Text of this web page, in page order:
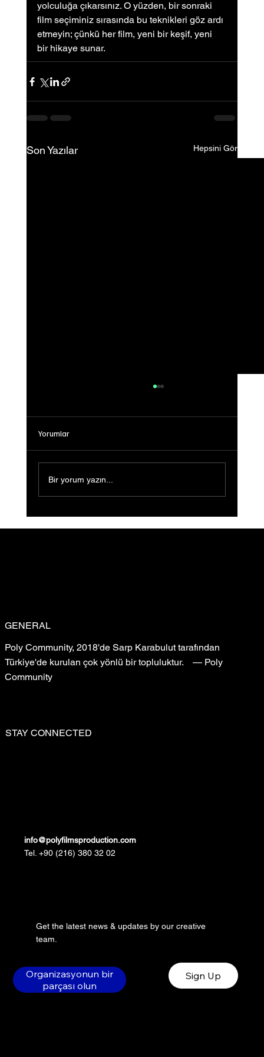
yolculuğa çıkarsınız. O yüzden, bir sonraki
film seçiminiz sırasında bu teknikleri göz ardı
etmeyin; çünkü her film, yeni bir keşif, yeni
bir hikaye sunar.
Son Yazılar Hepsini Gör
Yorumlar
Bir yorum yazın...
GENERAL
Poly Community, 2018'de Sarp Karabulut tarafından
Türkiye'de kurulan çok yönlü bir topluluktur. — Poly
Community
STAY CONNECTED
Get the latest news & updates by our creative
team.
Organizasyonun bir
parçası olun
Sign Up
info@polyfilmsproduction.com
Tel. +90 (216) 380 32 02